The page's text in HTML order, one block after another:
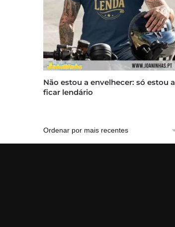
Não estou a envelhecer: só estou a
ficar lendário